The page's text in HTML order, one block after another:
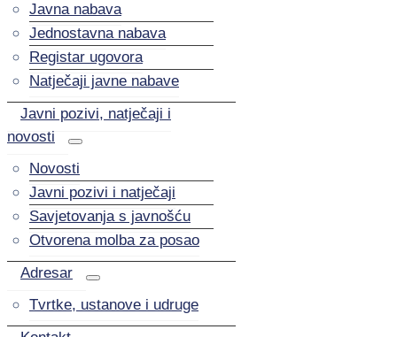
Javna nabava
Jednostavna nabava
Registar ugovora
Natječaji javne nabave
Javni pozivi, natječaji i
novosti
Novosti
Javni pozivi i natječaji
Savjetovanja s javnošću
Otvorena molba za posao
Adresar
Tvrtke, ustanove i udruge